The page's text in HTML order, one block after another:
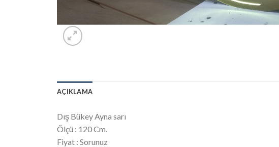
AÇIKLAMA
Dış Bükey Ayna sarı
Ölçü : 120 Cm.
Fiyat : Sorunuz